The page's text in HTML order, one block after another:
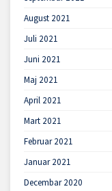
August 2021
Juli 2021
Juni 2021
Maj 2021
April 2021
Mart 2021
Februar 2021
Januar 2021
Decembar 2020